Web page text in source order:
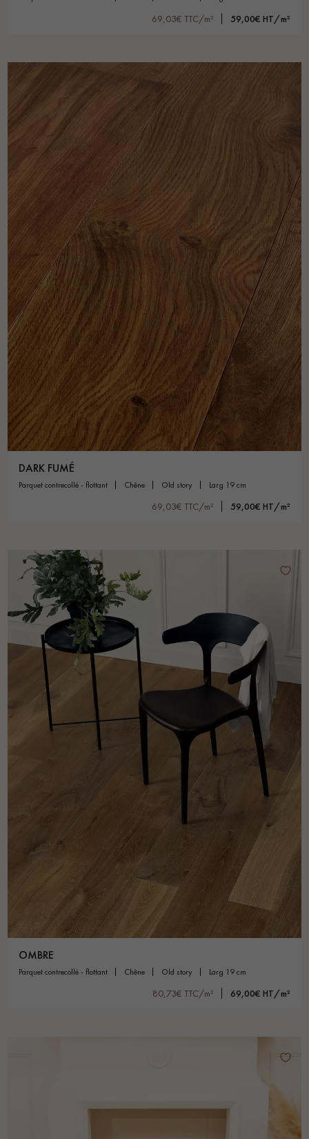
69,03€ TTC/m² 59,00€ HT/m²
DARK FUMÉ
parquet contrecollé - flottant chêne old story larg 19 cm
69,03€ TTC/m² 59,00€ HT/m²
OMBRE
parquet contrecollé - flottant chêne old story larg 19 cm
80,73€ TTC/m² 69,00€ HT/m²